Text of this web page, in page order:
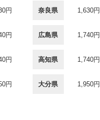
円 奈良県 1,630円
円 広島県 1,740円
円 高知県 1,740円
円 大分県 1,950円